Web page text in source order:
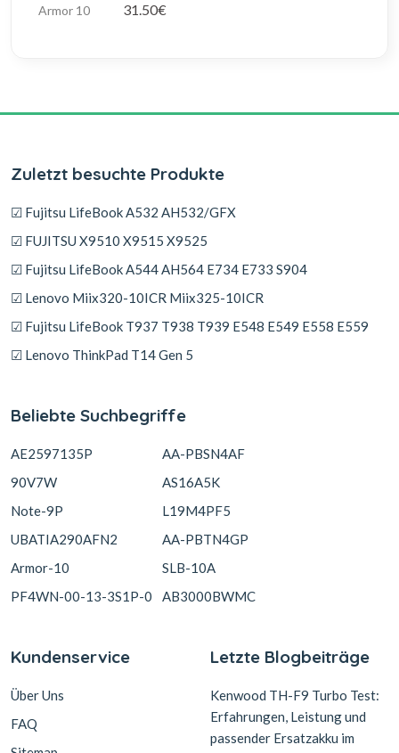
31.50€
Zuletzt besuchte Produkte
☑ Fujitsu LifeBook A532 AH532/GFX
☑ FUJITSU X9510 X9515 X9525
☑ Fujitsu LifeBook A544 AH564 E734 E733 S904
☑ Lenovo Miix320-10ICR Miix325-10ICR
☑ Fujitsu LifeBook T937 T938 T939 E548 E549 E558 E559
☑ Lenovo ThinkPad T14 Gen 5
Beliebte Suchbegriffe
AE2597135P
90V7W
Note-9P
UBATIA290AFN2
Armor-10
PF4WN-00-13-3S1P-0
AA-PBSN4AF
AS16A5K
L19M4PF5
AA-PBTN4GP
SLB-10A
AB3000BWMC
Kundenservice
Über Uns
FAQ
Letzte Blogbeiträge
Kenwood TH-F9 Turbo Test:
Erfahrungen, Leistung und
passender Ersatzakku im